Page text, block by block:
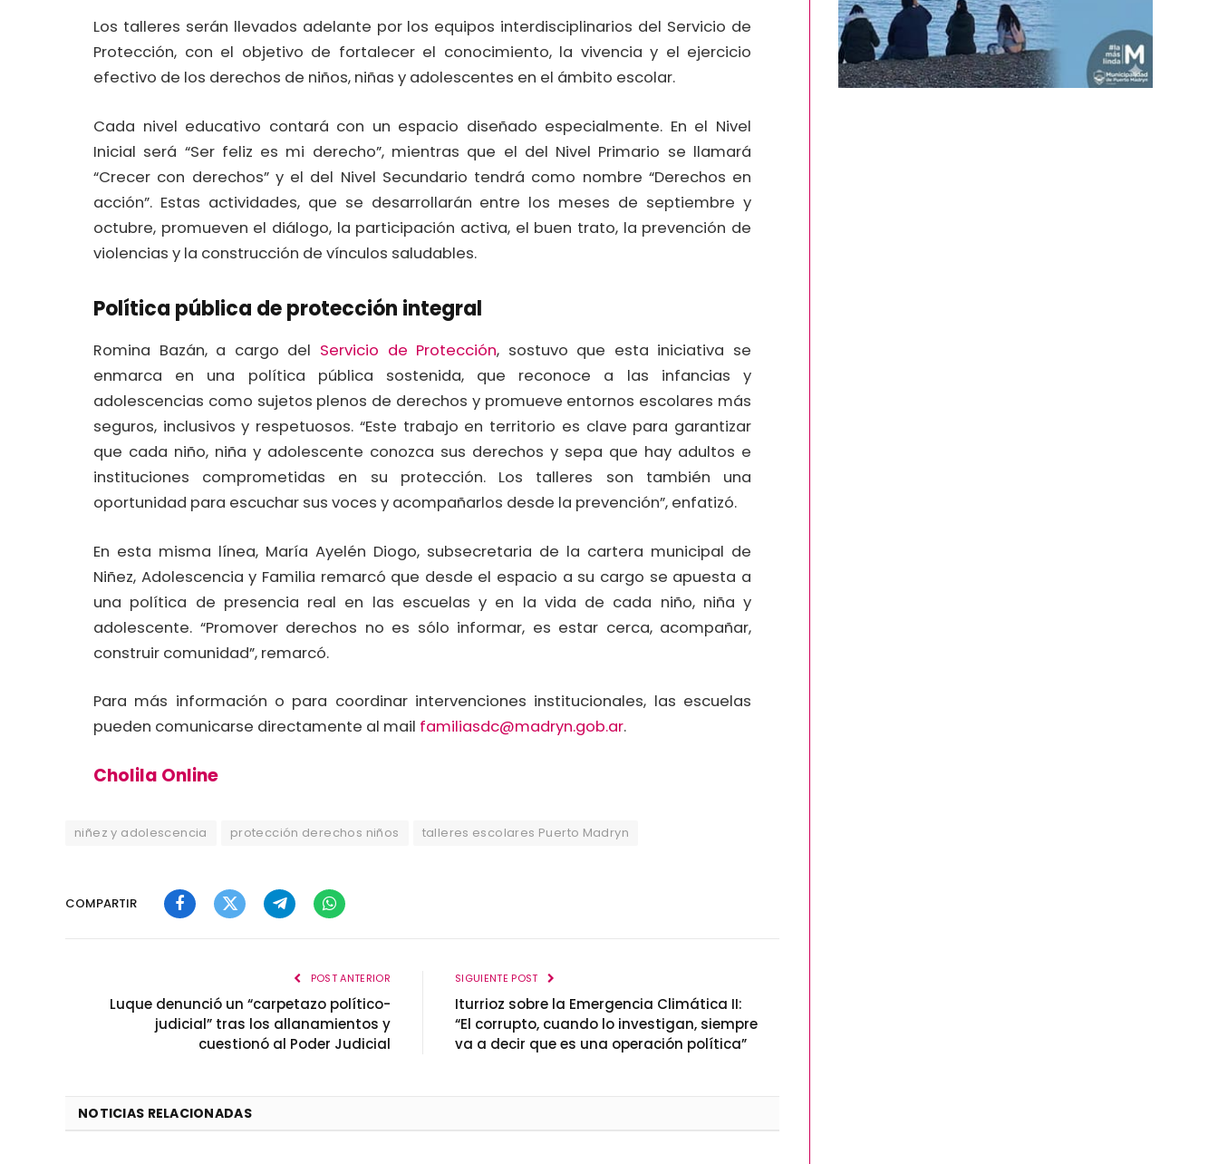
Los talleres serán llevados adelante por los equipos interdisciplinarios del Servicio de
Protección, con el objetivo de fortalecer el conocimiento, la vivencia y el ejercicio
efectivo de los derechos de niños, niñas y adolescentes en el ámbito escolar.
Cada nivel educativo contará con un espacio diseñado especialmente. En el Nivel
Inicial será “Ser feliz es mi derecho”, mientras que el del Nivel Primario se llamará
“Crecer con derechos” y el del Nivel Secundario tendrá como nombre “Derechos en
acción”. Estas actividades, que se desarrollarán entre los meses de septiembre y
octubre, promueven el diálogo, la participación activa, el buen trato, la prevención de
violencias y la construcción de vínculos saludables.
Política pública de protección integral
Romina Bazán, a cargo del Servicio de Protección, sostuvo que esta iniciativa se
enmarca en una política pública sostenida, que reconoce a las infancias y
adolescencias como sujetos plenos de derechos y promueve entornos escolares más
seguros, inclusivos y respetuosos. “Este trabajo en territorio es clave para garantizar
que cada niño, niña y adolescente conozca sus derechos y sepa que hay adultos e
instituciones comprometidas en su protección. Los talleres son también una
oportunidad para escuchar sus voces y acompañarlos desde la prevención”, enfatizó.
En esta misma línea, María Ayelén Diogo, subsecretaria de la cartera municipal de
Niñez, Adolescencia y Familia remarcó que desde el espacio a su cargo se apuesta a
una política de presencia real en las escuelas y en la vida de cada niño, niña y
adolescente. “Promover derechos no es sólo informar, es estar cerca, acompañar,
construir comunidad”, remarcó.
Para más información o para coordinar intervenciones institucionales, las escuelas
pueden comunicarse directamente al mail familiasdc@madryn.gob.ar.
Cholila Online
niñez y adolescencia protección derechos niños talleres escolares Puerto Madryn
COMPARTIR
FacebookTwitterTelegramWhatsApp
POST ANTERIOR
Luque denunció un “carpetazo político-
judicial” tras los allanamientos y
cuestionó al Poder Judicial
SIGUIENTE POST
Iturrioz sobre la Emergencia Climática II:
“El corrupto, cuando lo investigan, siempre
va a decir que es una operación política”
NOTICIAS RELACIONADAS